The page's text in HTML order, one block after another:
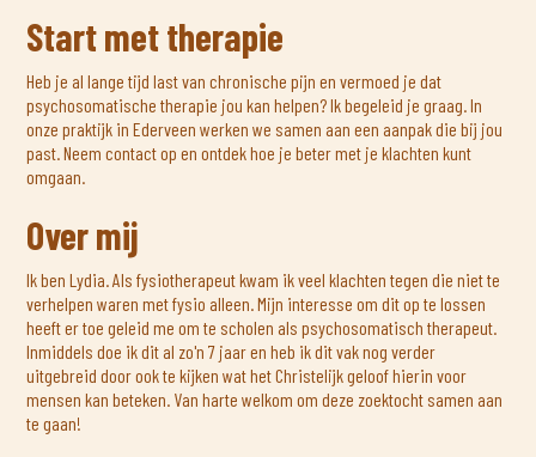
Start met therapie
Heb je al lange tijd last van chronische pijn en vermoed je dat
psychosomatische therapie jou kan helpen? Ik begeleid je graag. In
onze praktijk in Ederveen werken we samen aan een aanpak die bij jou
past. Neem contact op en ontdek hoe je beter met je klachten kunt
omgaan.
Over mij
Ik ben Lydia. Als fysiotherapeut kwam ik veel klachten tegen die niet te
verhelpen waren met fysio alleen. Mijn interesse om dit op te lossen
heeft er toe geleid me om te scholen als psychosomatisch therapeut.
Inmiddels doe ik dit al zo'n 7 jaar en heb ik dit vak nog verder
uitgebreid door ook te kijken wat het Christelijk geloof hierin voor
mensen kan beteken. Van harte welkom om deze zoektocht samen aan
te gaan!